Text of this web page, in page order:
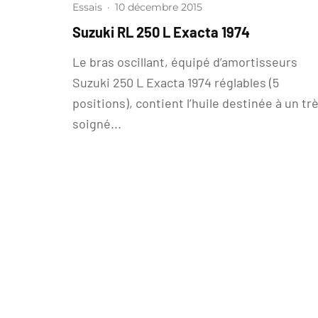
Essais · 10 décembre 2015
Suzuki RL 250 L Exacta 1974
Le bras oscillant, équipé d’amortisseurs
Suzuki 250 L Exacta 1974 réglables (5
positions), contient l’huile destinée à un
soigné...